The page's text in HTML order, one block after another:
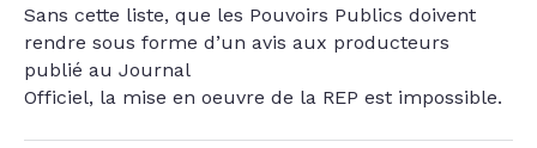
Sans cette liste, que les Pouvoirs Publics doivent
rendre sous forme d’un avis aux producteurs
publié au Journal
Officiel, la mise en oeuvre de la REP est impossible.